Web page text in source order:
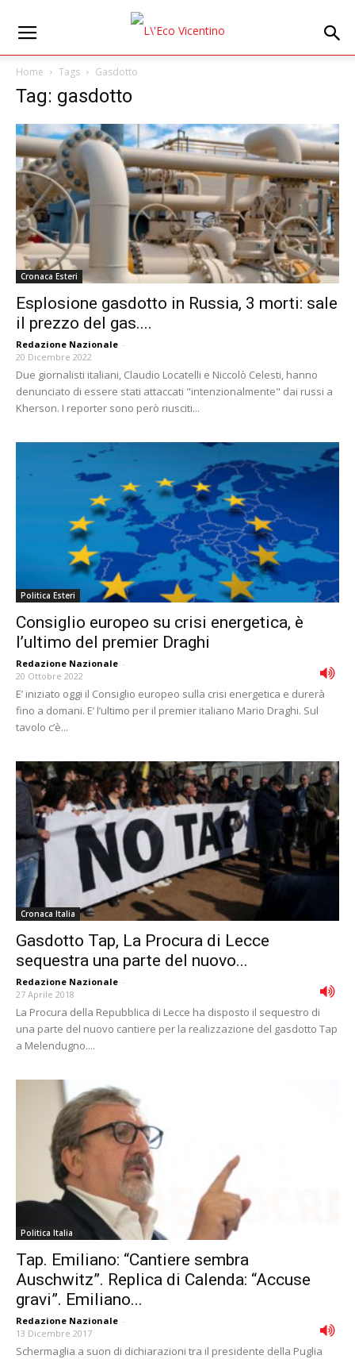
Home Tags Gasdotto
Tag: gasdotto
Cronaca Esteri
Esplosione gasdotto in Russia, 3 morti: sale
il prezzo del gas....
Redazione Nazionale -
20 Dicembre 2022
Due giornalisti italiani, Claudio Locatelli e Niccolò Celesti, hanno
denunciato di essere stati attaccati "intenzionalmente" dai russi a
Kherson. I reporter sono però riusciti...
Politica Esteri
Consiglio europeo su crisi energetica, è
l’ultimo del premier Draghi
Redazione Nazionale -
20 Ottobre 2022
E’ iniziato oggi il Consiglio europeo sulla crisi energetica e durerà
fino a domani. E’ l’ultimo per il premier italiano Mario Draghi. Sul
tavolo c’è...
Cronaca Italia
Gasdotto Tap, La Procura di Lecce
sequestra una parte del nuovo...
Redazione Nazionale -
27 Aprile 2018
La Procura della Repubblica di Lecce ha disposto il sequestro di
una parte del nuovo cantiere per la realizzazione del gasdotto Tap
a Melendugno....
Politica Italia
Tap. Emiliano: “Cantiere sembra
Auschwitz”. Replica di Calenda: “Accuse
gravi”. Emiliano...
Redazione Nazionale -
13 Dicembre 2017
Schermaglia a suon di dichiarazioni tra il presidente della Puglia